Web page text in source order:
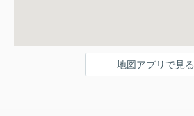
地図アプリで見る